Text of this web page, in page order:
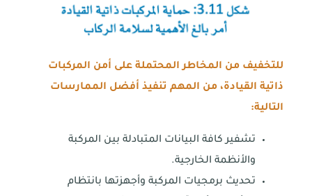
للتخفيف من المخاطر المحتملة على أمن المركبات
ذاتية القيادة، من المهم تنفيذ أفضل الممارسات
التالية:
تشفير كافة البيانات المتبادلة بين المركبة
والأنظمة الخارجية.
تحديث برمجيات المركبة وأجهزتها بانتظام